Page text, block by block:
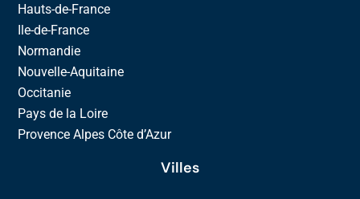
Hauts-de-France
Ile-de-France
Normandie
Nouvelle-Aquitaine
Occitanie
Pays de la Loire
Provence Alpes Côte d’Azur
Villes